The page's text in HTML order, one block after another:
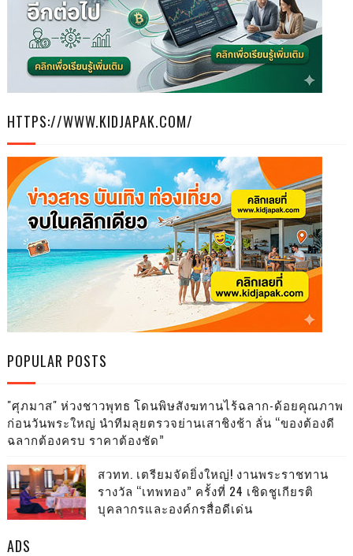
HTTPS://WWW.KIDJAPAK.COM/
POPULAR POSTS
"ศุภมาส" ห่วงชาวพุทธ โดนพิษสังฆทานไร้ฉลาก-ด้อยคุณภาพ
ก่อนวันพระใหญ่ นำทีมลุยตรวจย่านเสาชิงช้า ลั่น “ของต้องดี
ฉลากต้องครบ ราคาต้องชัด”
สวทท. เตรียมจัดยิ่งใหญ่! งานพระราชทาน
รางวัล “เทพทอง” ครั้งที่ 24 เชิดชูเกียรติ
บุคลากรและองค์กรสื่อดีเด่น
ADS